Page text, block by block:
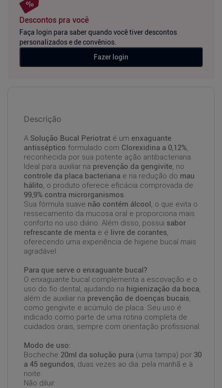
Descontos pra você
Faça login para saber quando você tiver descontos
personalizados e de convênios.
Fazer login
Descrição
A Solução Bucal Periotrat é um enxaguante
antisséptico formulado com Clorexidina a 0,12%,
reconhecida por sua potente ação antibacteriana.
Ideal para auxiliar na prevenção da gengivite, no
controle da placa bacteriana e na redução do mau
hálito, o produto oferece eficácia comprovada de
99,9% contra microrganismos.
Sua fórmula suave não contém álcool, o que evita o
ressecamento da mucosa oral e proporciona mais
conforto no uso diário. Além disso, possui sabor
refrescante de menta e é livre de corantes,
oferecendo uma experiência de higiene bucal mais
agradável.
Para que serve o enxaguante bucal?
O enxaguante bucal complementa a escovação e o
uso do fio dental, ajudando na higienização da boca,
além de auxiliar na prevenção de doenças bucais,
como gengivite e acúmulo de placa. Seu uso é
indicado como parte de uma rotina completa de
cuidados orais, sempre com orientação profissional.
Modo de uso:
Bocheche 20ml da solução pura (uma tampa) por 30
a 45 segundos, duas vezes ao dia: pela manhã e à
noite.
Não diluir.